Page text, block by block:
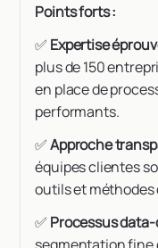
Points forts :
✅ Expertise
plus de 150
en place de
performants.
✅Approche
équipes clientes
outils et méthodes
✅ Processus